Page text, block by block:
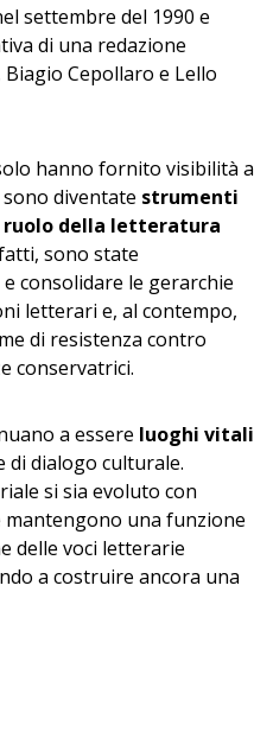
settembre del 1990 e
di una redazione
Cepollaro e Lello
hanno fornito visibilità a
diventate strumenti
ruolo della letteratura
sono state
consolidare le gerarchie
letterari e, al contempo,
di resistenza contro
conservatrici.
a essere luoghi vitali
di dialogo culturale.
si sia evoluto con
mantengono una funzione
delle voci letterarie
a costruire ancora una